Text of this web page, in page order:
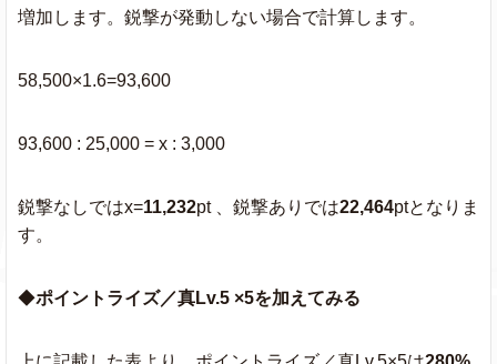
増加します。鋭撃が発動しない場合で計算します。
58,500×1.6=93,600
93,600 : 25,000 = x : 3,000
鋭撃なしではx=11,232pt 、鋭撃ありでは22,464ptとなりま
す。
◆ポイントライズ／真Lv.5 ×5を加えてみる